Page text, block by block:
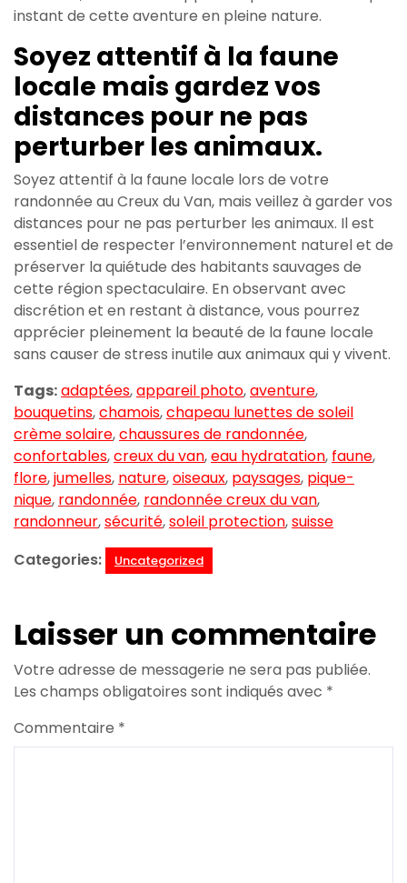
instant de cette aventure en pleine nature.
Soyez attentif à la faune
locale mais gardez vos
distances pour ne pas
perturber les animaux.
Soyez attentif à la faune locale lors de votre
randonnée au Creux du Van, mais veillez à garder vos
distances pour ne pas perturber les animaux. Il est
essentiel de respecter l’environnement naturel et de
préserver la quiétude des habitants sauvages de
cette région spectaculaire. En observant avec
discrétion et en restant à distance, vous pourrez
apprécier pleinement la beauté de la faune locale
sans causer de stress inutile aux animaux qui y vivent.
Tags:adaptées,appareil photo,aventure,
bouquetins,chamois,chapeau lunettes de soleil
crème solaire,chaussures de randonnée,
confortables,creux du van,eau hydratation, faune,
flore,jumelles, nature,oiseaux, paysages, pique-
nique, randonnée, randonnée creux du van,
randonneur,sécurité,soleil protection,suisse
Categories:
Uncategorized
Laisser un commentaire
Votre adresse de messagerie ne sera pas publiée.
Les champs obligatoires sont indiqués avec *
Commentaire *